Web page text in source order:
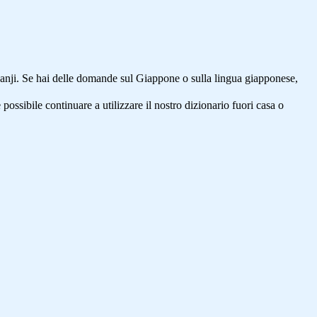
Se hai delle domande sul Giappone o sulla lingua giapponese,
possibile continuare a utilizzare il nostro dizionario fuori casa o